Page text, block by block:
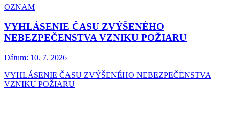
OZNAM
VYHLÁSENIE ČASU ZVÝŠENÉHO
NEBEZPEČENSTVA VZNIKU POŽIARU
Dátum: 10. 7. 2026
VYHLÁSENIE ČASU ZVÝŠENÉHO NEBEZPEČENSTVA
VZNIKU POŽIARU